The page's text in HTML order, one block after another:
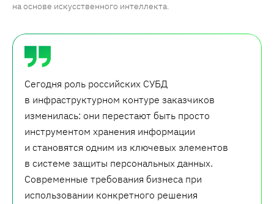
на основе искусственного интеллекта.
Сегодня роль российских СУБД
в инфраструктурном контуре заказчиков
изменилась: они перестают быть просто
инструментом хранения информации
и становятся одним из ключевых элементов
в системе защиты персональных данных.
Современные требования бизнеса при
использовании конкретного решения